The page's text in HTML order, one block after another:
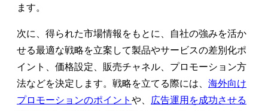
ます。
次に、得られた市場情報をもとに、自社の強みを活か
せる最適な戦略を立案して製品やサービスの差別化ポ
イント、価格設定、販売チャネル、プロモーション方
法などを決定します。戦略を立てる際には、 海外向け
プロモーションのポイント や、
広告運用を成功させる